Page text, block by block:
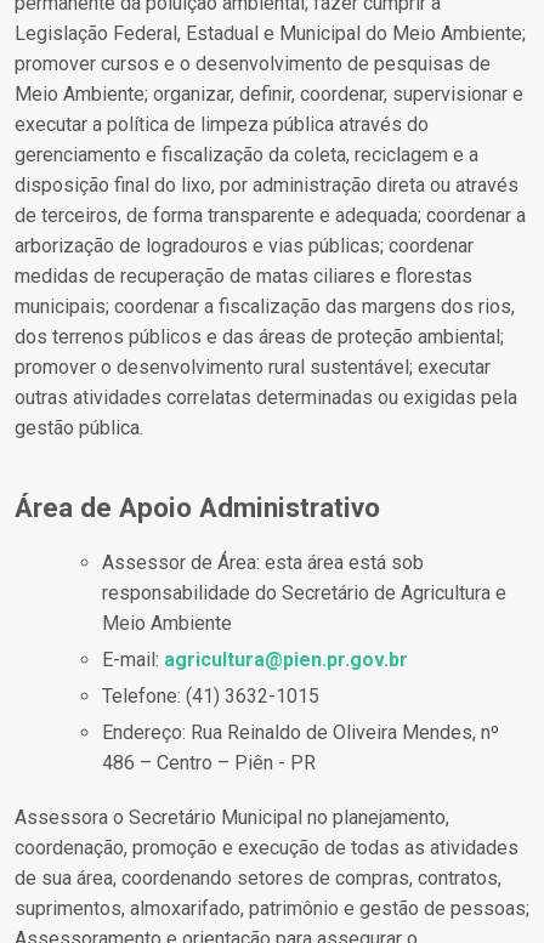
Legislação Federal, Estadual e Municipal do Meio Ambiente;
promover cursos e o desenvolvimento de pesquisas de
Meio Ambiente; organizar, definir, coordenar, supervisionar e
executar a política de limpeza pública através do
gerenciamento e fiscalização da coleta, reciclagem e a
disposição final do lixo, por administração direta ou através
de terceiros, de forma transparente e adequada; coordenar a
arborização de logradouros e vias públicas; coordenar
medidas de recuperação de matas ciliares e florestas
municipais; coordenar a fiscalização das margens dos rios,
dos terrenos públicos e das áreas de proteção ambiental;
promover o desenvolvimento rural sustentável; executar
outras atividades correlatas determinadas ou exigidas pela
gestão pública.
Área de Apoio Administrativo
Assessor de Área: esta área está sob
responsabilidade do Secretário de Agricultura e
Meio Ambiente
E-mail: agricultura@pien.pr.gov.br
Telefone: (41) 3632-1015
Endereço: Rua Reinaldo de Oliveira Mendes, nº
486 – Centro – Piên - PR
Assessora o Secretário Municipal no planejamento,
coordenação, promoção e execução de todas as atividades
de sua área, coordenando setores de compras, contratos,
suprimentos, almoxarifado, patrimônio e gestão de pessoas;